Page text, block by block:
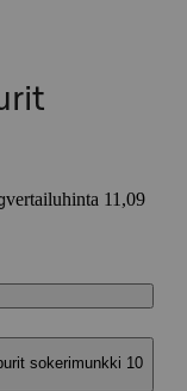
vertailuhinta 11,09
sokerimunkki 10